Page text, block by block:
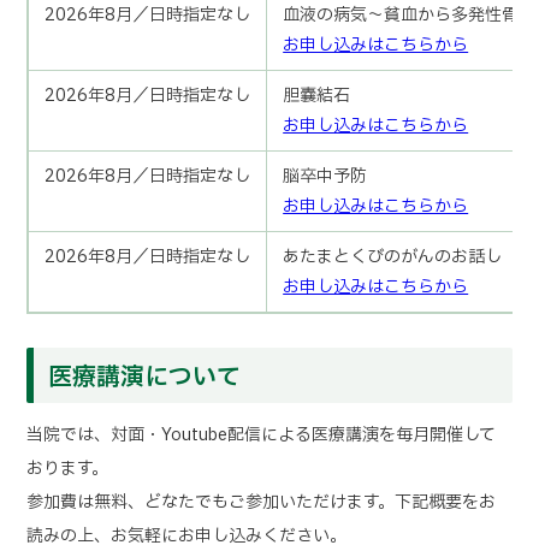
2026年8月／日時指定なし
血液の病気～貧血から多発性骨
お申し込みはこちらから
2026年8月／日時指定なし
胆嚢結石
お申し込みはこちらから
2026年8月／日時指定なし
脳卒中予防
お申し込みはこちらから
2026年8月／日時指定なし
あたまとくびのがんのお話し
お申し込みはこちらから
医療講演について
当院では、対面・Youtube配信による医療講演を毎月開催して
おります。
参加費は無料、どなたでもご参加いただけます。下記概要をお
読みの上、お気軽にお申し込みください。